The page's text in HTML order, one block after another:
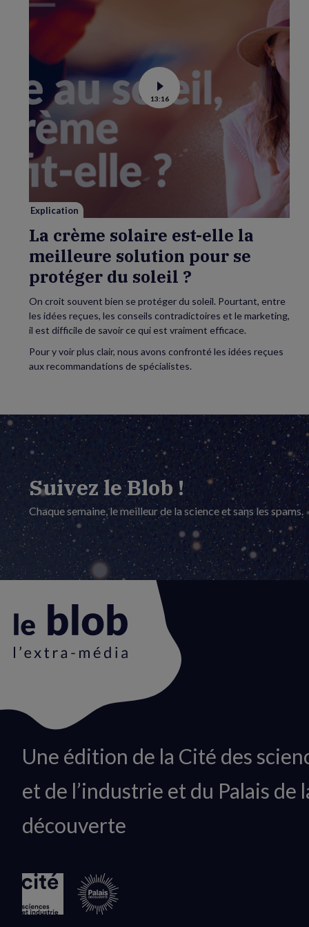
Voir
la
vidéo
est-
elle
la
meilleure
solution
protéger
soleil
?
13:16
Explication
La crème solaire est-elle la
meilleure solution pour se
protéger du soleil ?
On croit souvent bien se protéger du soleil. Pourtant, entre
les idées reçues, les conseils contradictoires et le marketing,
il est difficile de savoir ce qui est vraiment efficace.
Pour y voir plus clair, nous avons confronté les idées reçues
aux recommandations de spécialistes.
Suivez le Blob !
Chaque semaine, le meilleur de la science et sans les spams.
Animation
logo
Une édition de la Cité des
et de l’industrie et du Palais de
découverte